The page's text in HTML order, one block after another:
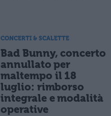
CONCERTI & SCALETTE
Bad Bunny, concerto
annullato per
maltempo il 18
luglio: rimborso
integrale e modalità
operative